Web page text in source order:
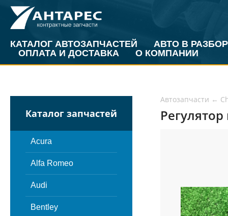
КАТАЛОГ АВТОЗАПЧАСТЕЙ
АВТО В РАЗБОР
ОПЛАТА И ДОСТАВКА
О КОМПАНИИ
Каталог запчастей
Acura
Alfa Romeo
Audi
Bentley
Автозапчасти ←